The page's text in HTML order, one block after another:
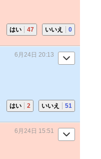
はい 47 いいえ 0
6月24日 20:13
はい 2 いいえ 51
6月24日 15:51